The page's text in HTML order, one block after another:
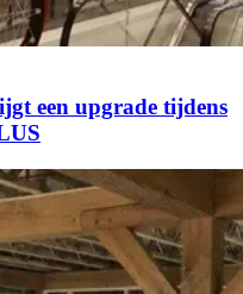
een upgrade tijdens